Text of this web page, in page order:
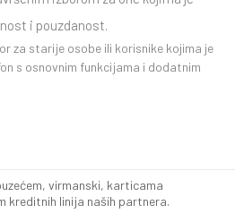
i pouzdanost.
za starije osobe ili korisnike kojima je
s osnovnim funkcijama i dodatnim
virmanski, karticama
kreditnih linija naših partnera.